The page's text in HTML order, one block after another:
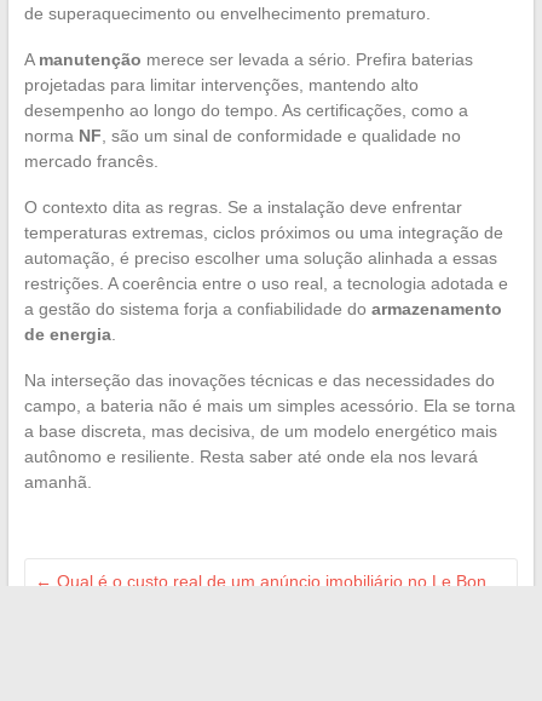
de superaquecimento ou envelhecimento prematuro.
A manutenção merece ser levada a sério. Prefira baterias
projetadas para limitar intervenções, mantendo alto
desempenho ao longo do tempo. As certificações, como a
norma NF , são um sinal de conformidade e qualidade no
mercado francês.
O contexto dita as regras. Se a instalação deve enfrentar
temperaturas extremas, ciclos próximos ou uma integração de
automação, é preciso escolher uma solução alinhada a essas
restrições. A coerência entre o uso real, a tecnologia adotada e
a gestão do sistema forja a confiabilidade do armazenamento
de energia.
Na interseção das inovações técnicas e das necessidades do
campo, a bateria não é mais um simples acessório. Ela se torna
a base discreta, mas decisiva, de um modelo energético mais
autônomo e resiliente. Resta saber até onde ela nos levará
amanhã.
← Qual é o custo real de um anúncio imobiliário no Le Bon